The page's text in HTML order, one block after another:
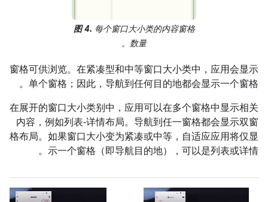
图 4. 每个窗口大小类的内容窗格
数量。
窗格可供浏览。在紧凑型和中等窗口大小类中，应用会显示
单个窗格；因此，导航到任何目的地都会显示一个窗格。
在展开的窗口大小类别中，应用可以在多个窗格中显示相关
内容，例如列表‑详情布局。导航到任一窗格都会显示双窗
格布局。如果窗口大小变为紧凑或中等，自适应应用将仅显
示一个窗格（即导航目的地），可以是列表或详情。